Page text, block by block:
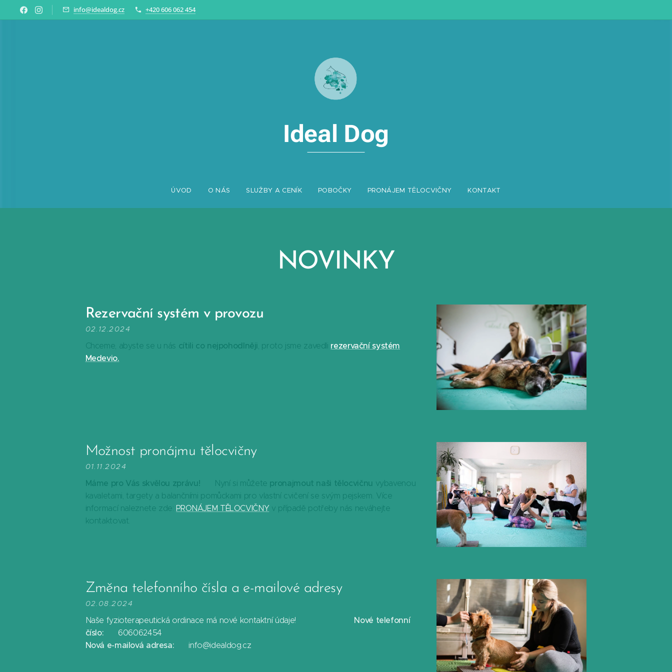
info@idealdog.cz +420 606 062 454
Ideal Dog
ÚVOD O NÁS SLUŽBY A CENÍK POBOČKY PRONÁJEM TĚLOCVIČNY KONTAKT
NOVINKY
Rezervační systém v provozu
02.12.2024
Chceme, abyste se u nás cítili co nejpohodlněji , proto jsme zavedli rezervační systém
Medevio.
Možnost pronájmu tělocvičny
01.11.2024
Máme pro Vás skvělou zprávu! 🐾 Nyní si můžete pronajmout naši tělocvičnu vybavenou
kavaletami, targety a balančními pomůckami pro vlastní cvičení se svým pejskem. Více
informací naleznete zde: PRONÁJEM TĚLOCVIČNY v případě potřeby nás neváhejte
kontaktovat.
Změna telefonního čísla a e-mailové adresy
02.08.2024
Naše fyzioterapeutická ordinace má nové kontaktní údaje!🥳 🥳 🥳🥳 🥳 Nové telefonní
číslo: 📞 606062454
Nová e-mailová adresa: 📧 info@idealdog.cz